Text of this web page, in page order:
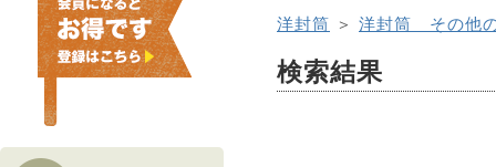
洋封筒 ＞ 洋封筒 その他
検索結果